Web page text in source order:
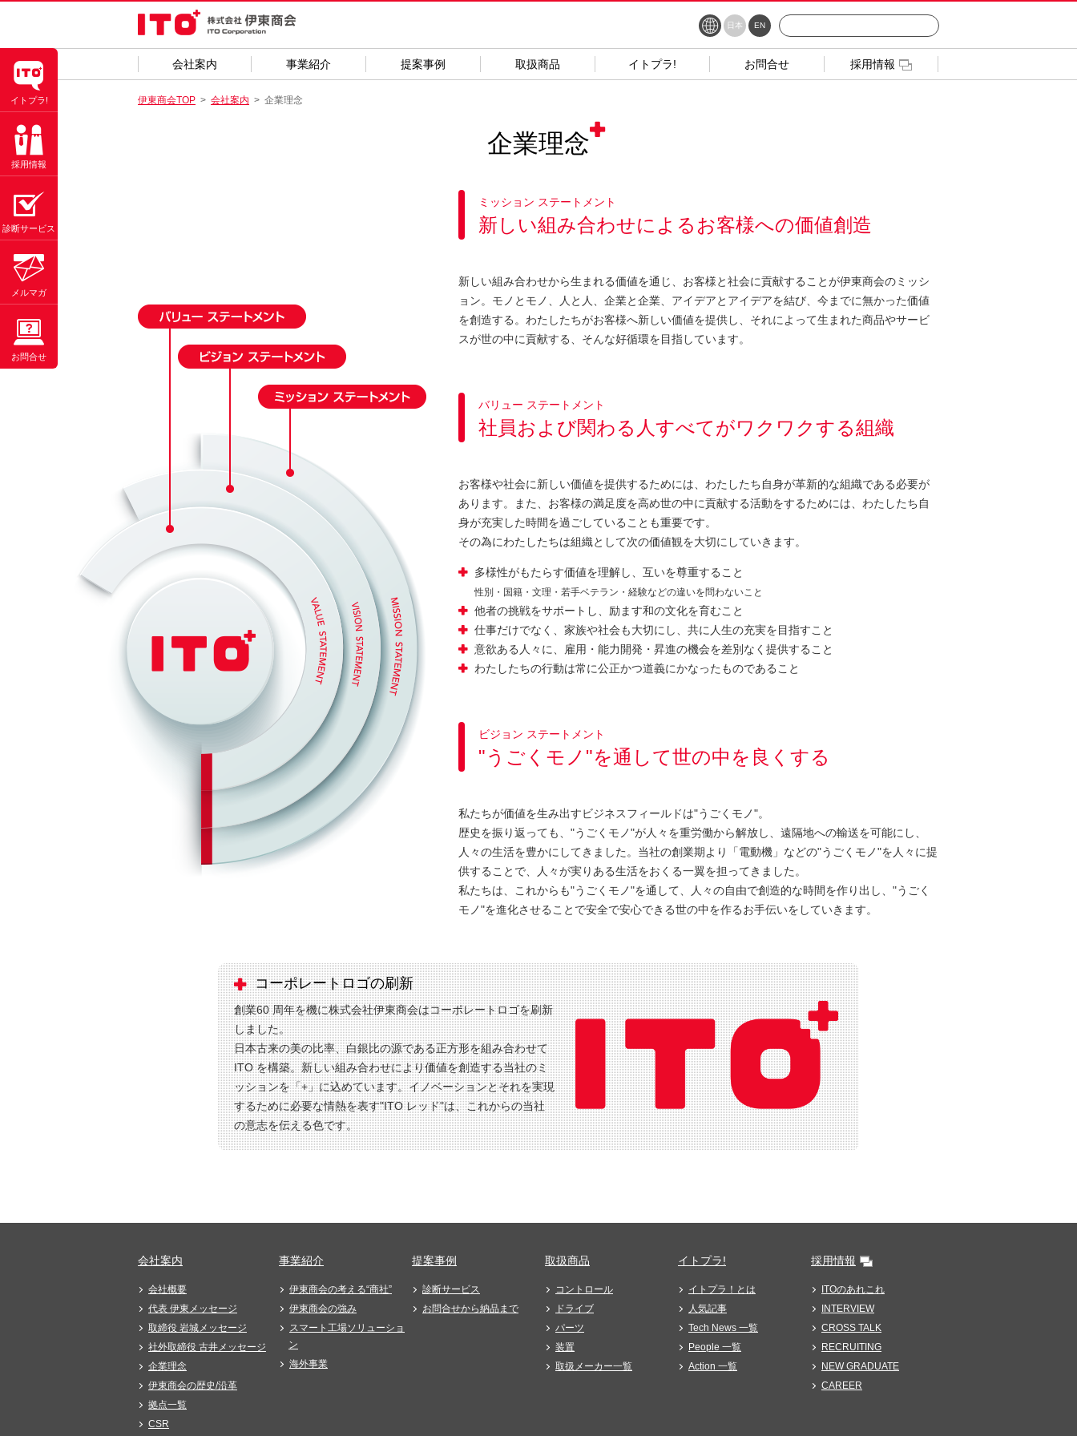
日本 EN
会社案内 事業紹介 提案事例 取扱商品 イトプラ! お問合せ 採用情報
伊東商会TOP 会社案内 企業理念
企業理念
ミッション ステートメント
新しい組み合わせによるお客様への価値創造
新しい組み合わせから生まれる価値を通じ、お客様と社会に貢献することが伊東商会のミッシ
ョン。モノとモノ、人と人、企業と企業、アイデアとアイデアを結び、今までに無かった価値
を創造する。わたしたちがお客様へ新しい価値を提供し、それによって生まれた商品やサービ
スが世の中に貢献する、そんな好循環を目指しています。
バリュー ステートメント
社員および関わる人すべてがワクワクする組織
お客様や社会に新しい価値を提供するためには、わたしたち自身が革新的な組織である必要が
あります。また、お客様の満足度を高め世の中に貢献する活動をするためには、わたしたち自
身が充実した時間を過ごしていることも重要です。
その為にわたしたちは組織として次の価値観を大切にしていきます。
多様性がもたらす価値を理解し、互いを尊重すること
性別・国籍・文理・若手ベテラン・経験などの違いを問わないこと
他者の挑戦をサポートし、励ます和の文化を育むこと
仕事だけでなく、家族や社会も大切にし、共に人生の充実を目指すこと
意欲ある人々に、雇用・能力開発・昇進の機会を差別なく提供すること
わたしたちの行動は常に公正かつ道義にかなったものであること
ビジョン ステートメント
"うごくモノ"を通して世の中を良くする
私たちが価値を生み出すビジネスフィールドは"うごくモノ"。
歴史を振り返っても、"うごくモノ"が人々を重労働から解放し、遠隔地への輸送を可能にし、
人々の生活を豊かにしてきました。当社の創業期より「電動機」などの"うごくモノ"を人々に提
供することで、人々が実りある生活をおくる一翼を担ってきました。
私たちは、これからも"うごくモノ"を通して、人々の自由で創造的な時間を作り出し、"うごく
モノ"を進化させることで安全で安心できる世の中を作るお手伝いをしていきます。
コーポレートロゴの刷新
創業60 周年を機に株式会社伊東商会はコーポレートロゴを刷新
しました。
日本古来の美の比率、白銀比の源である正方形を組み合わせて
ITO を構築。新しい組み合わせにより価値を創造する当社のミ
ッションを「+」に込めています。イノベーションとそれを実現
するために必要な情熱を表す"ITO レッド"は、これからの当社
の意志を伝える色です。
会社案内
会社概要
代表 伊東メッセージ
取締役 岩城メッセージ
社外取締役 古井メッセージ
企業理念
伊東商会の歴史/沿革
拠点一覧
CSR
事業紹介
伊東商会の考える“商社”
伊東商会の強み
スマート工場ソリューショ
ン
海外事業
提案事例
診断サービス
お問合せから納品まで
取扱商品
コントロール
ドライブ
パーツ
装置
取扱メーカー一覧
イトプラ!
イトプラ！とは
人気記事
Tech News 一覧
People 一覧
Action 一覧
採用情報
ITOのあれこれ
INTERVIEW
CROSS TALK
RECRUITING
NEW GRADUATE
CAREER
イトプラ!
採用情報
診断サービス
メルマガ
お問合せ